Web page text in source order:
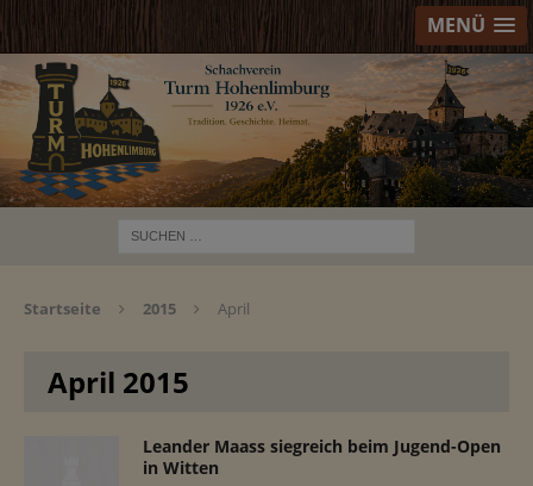
MENÜ
Startseite 2015 April
April 2015
Leander Maass siegreich beim Jugend-Open
in Witten